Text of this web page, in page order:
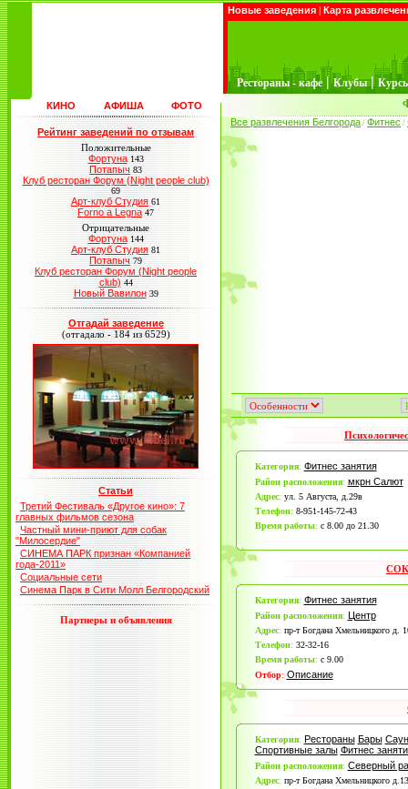
Новые заведения | Карта
Рестораны - кафе | Клубы |
КИНО АФИША ФОТО
Рейтинг заведений по отзывам
Положительные
Фортуна 143
Потапыч 83
Клуб ресторан Форум (Night people club)
69
Арт-клуб Студия 61
Forno a Legna 47
Отрицательные
Фортуна 144
Арт-клуб Студия 81
Потапыч 79
Клуб ресторан Форум (Night people
club) 44
Новый Вавилон 39
Отгадай заведение
(отгадало - 184 из 6529)
Статьи
Третий Фестиваль «Другое кино»: 7
главных фильмов сезона
Частный мини-приют для собак
"Милосердие"
СИНЕМА ПАРК признан «Компанией
года-2011»
Социальные сети
Синема Парк в Сити Молл Белгородский
Партнеры и объявления
Все развлечения Белгорода / Фитнес /
Категория: Фитнес занятия
Район расположения: мкрн Салют
Адрес: ул. 5 Августа, д.29в
Телефон: 8-951-145-72-43
Время работы: c 8.00 до 21.30
СОК
Категория: Фитнес занятия
Район расположения: Центр
Адрес: пр-т Богдана Хмельницкого д.
Телефон: 32-32-16
Время работы: с 9.00
Отбор: Описание
Категория: Рестораны Бары
Спортивные залы Фитнес
Район расположения: Северный
Адрес: пр-т Богдана Хмельницкого